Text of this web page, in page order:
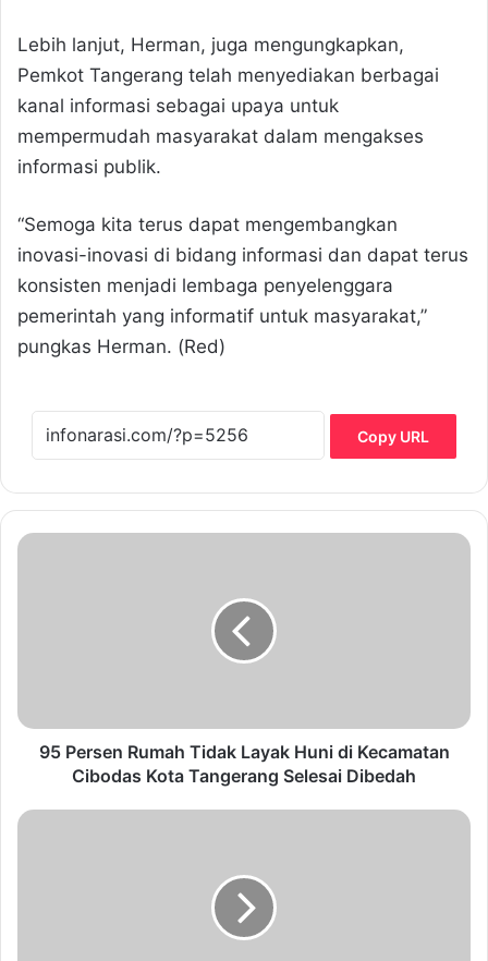
Lebih lanjut, Herman, juga mengungkapkan,
Pemkot Tangerang telah menyediakan berbagai
kanal informasi sebagai upaya untuk
mempermudah masyarakat dalam mengakses
informasi publik.
“Semoga kita terus dapat mengembangkan
inovasi-inovasi di bidang informasi dan dapat terus
konsisten menjadi lembaga penyelenggara
pemerintah yang informatif untuk masyarakat,”
pungkas Herman. (Red)
Copy URL
9
R
h
95 Persen Rumah Tidak Layak Huni di Kecamatan
Cibodas Kota Tangerang Selesai Dibedah
K